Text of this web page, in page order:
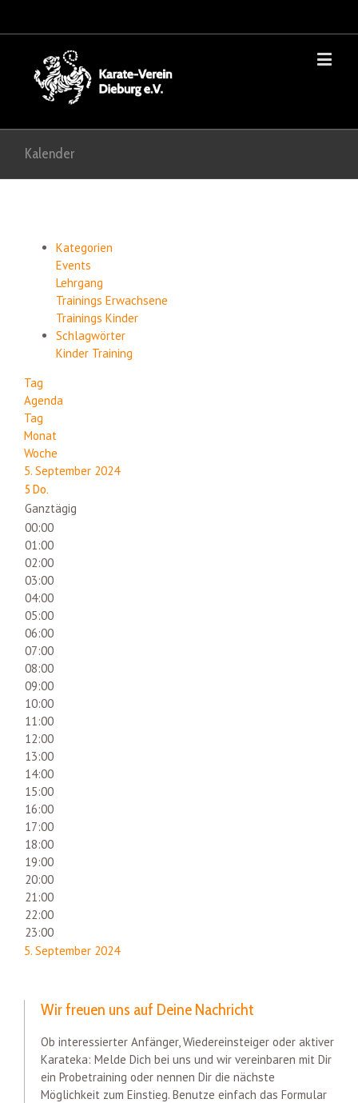
Kalender
Kategorien
Events
Lehrgang
Trainings Erwachsene
Trainings Kinder
Schlagwörter
Kinder Training
Tag
Agenda
Tag
Monat
Woche
5. September 2024
5 Do.
Ganztägig
00:00
01:00
02:00
03:00
04:00
05:00
06:00
07:00
08:00
09:00
10:00
11:00
12:00
13:00
14:00
15:00
16:00
17:00
18:00
19:00
20:00
21:00
22:00
23:00
5. September 2024
Wir freuen uns auf Deine Nachricht
Ob interessierter Anfänger, Wiedereinsteiger oder aktiver
Karateka: Melde Dich bei uns und wir vereinbaren mit Dir
ein Probetraining oder nennen Dir die nächste
Möglichkeit zum Einstieg. Benutze einfach das Formular